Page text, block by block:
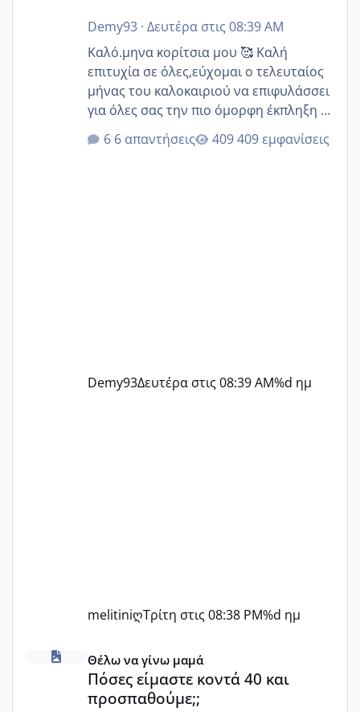
Demy93· Δευτέρα στις 08:39 AM
Καλό.μηνα κορίτσια μου 🥰 Καλή
επιτυχία σε όλες,εύχομαι ο τελευταίος
μήνας του καλοκαιριού να επιφυλάσσει
για όλες σας την πιο όμορφη έκπληξη 🧿
@Elk @Melikara86 @Παρασκευαιδου
@Zenia z @melitiniღ @Christi.D.
6 απαντήσεις 409 εμφανίσεις
Demy93Δευτέρα στις 08:39 AM%d ημ
melitiniღΤρίτη στις 08:38 PM%d ημ
Πόσες είμαστε κοντά 40 και προσπαθούμε;;
Θέλω να γίνω μαμά
Πόσες είμαστε κοντά 40 και
προσπαθούμε;;